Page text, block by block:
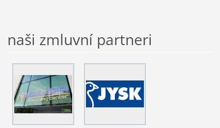
naši zmluvní partneri